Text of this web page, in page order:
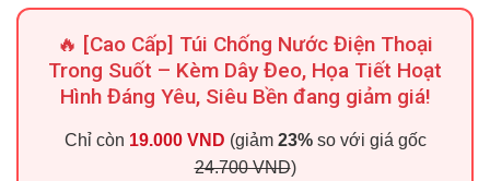
🔥 [Cao Cấp] Túi Chống Nước Điện Thoại
Trong Suốt – Kèm Dây Đeo, Họa Tiết Hoạt
Hình Đáng Yêu, Siêu Bền đang giảm giá!
Chỉ còn 19.000 VND (giảm 23%so với giá gốc
24.700 VND)